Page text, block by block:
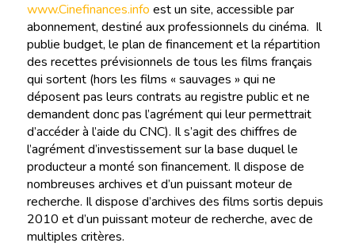
www.Cinefinances.info est un site, accessible par
abonnement, destiné aux professionnels du cinéma. Il
publie budget, le plan de financement et la répartition
des recettes prévisionnels de tous les films français
qui sortent (hors les films « sauvages » qui ne
déposent pas leurs contrats au registre public et ne
demandent donc pas l’agrément qui leur permettrait
d’accéder à l’aide du CNC). Il s’agit des chiffres de
l’agrément d’investissement sur la base duquel le
producteur a monté son financement. Il dispose de
nombreuses archives et d’un puissant moteur de
recherche. Il dispose d’archives des films sortis depuis
2010 et d’un puissant moteur de recherche, avec de
multiples critères.